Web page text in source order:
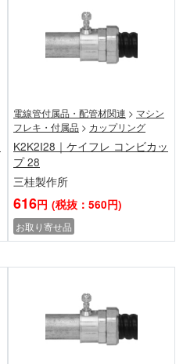
電線管付属品・配管材関連 > マシン
フレキ・付属品 > カップリング
K2K2I28｜ケイフレ コンビカッ
プ 28
三桂製作所
616円 (税抜：560円)
お取り寄せ品